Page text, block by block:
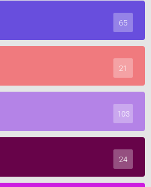
65
21
103
24